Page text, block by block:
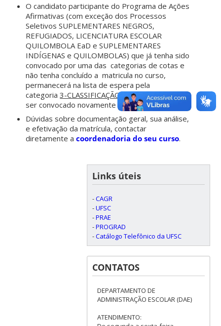
O candidato participante do Programa de Ações
Afirmativas (com exceção dos Processos
Seletivos SUPLEMENTARES NEGROS,
REFUGIADOS, LICENCIATURA ESCOLAR
QUILOMBOLA EaD e SUPLEMENTARES
INDÍGENAS e QUILOMBOLAS) que já tenha sido
convocado por uma das categorias de cotas e
não tenha concluído a matricula no curso,
permanecerá na lista de espera pela
categoria3-CLASSIFICAÇÃO GERALe poderá
ser convocado novamente por essa categoria.
Dúvidas sobre documentação geral, sua análise,
e efetivação da matrícula, contactar
diretamente acoordenadoria do seu curso.
Links úteis
-CAGR
-UFSC
-PRAE
-PROGRAD
-Catálogo Telefônico da UFSC
CONTATOS
DEPARTAMENTO DE
ADMINISTRAÇÃO ESCOLAR (DAE)
ATENDIMENTO: